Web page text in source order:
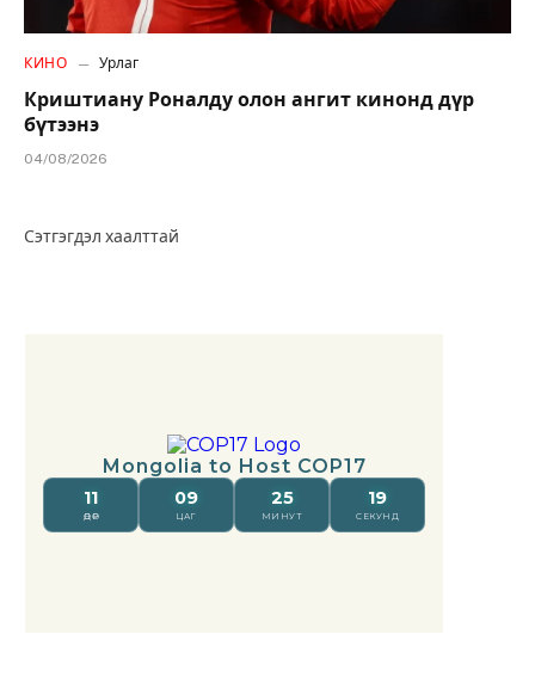
КИНО Урлаг
Криштиану Роналду олон ангит кинонд дүр
бүтээнэ
04/08/2026
Сэтгэгдэл хаалттай